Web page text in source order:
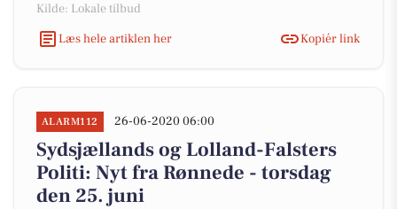
Kilde: Lokale tilbud
Læs hele artiklen her
Kopiér link
ALARM112 26-06-2020 06:00
Sydsjællands og Lolland-Falsters
Politi: Nyt fra Rønnede - torsdag
den 25. juni